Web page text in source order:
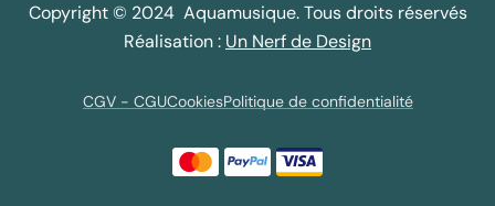
Copyright © 2024 Aquamusique. Tous droits réservés
Réalisation : Un Nerf de Design
CGV - CGUCookiesPolitique de confidentialité